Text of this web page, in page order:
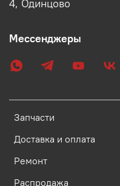
Запчасти
Доставка и оплата
Ремонт
Распродажа
4, Одинцово
Мессенджеры